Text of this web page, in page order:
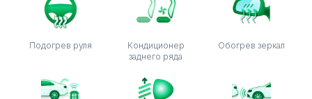
Подогрев руля
Кондиционер
заднего ряда
Обогрев зеркал